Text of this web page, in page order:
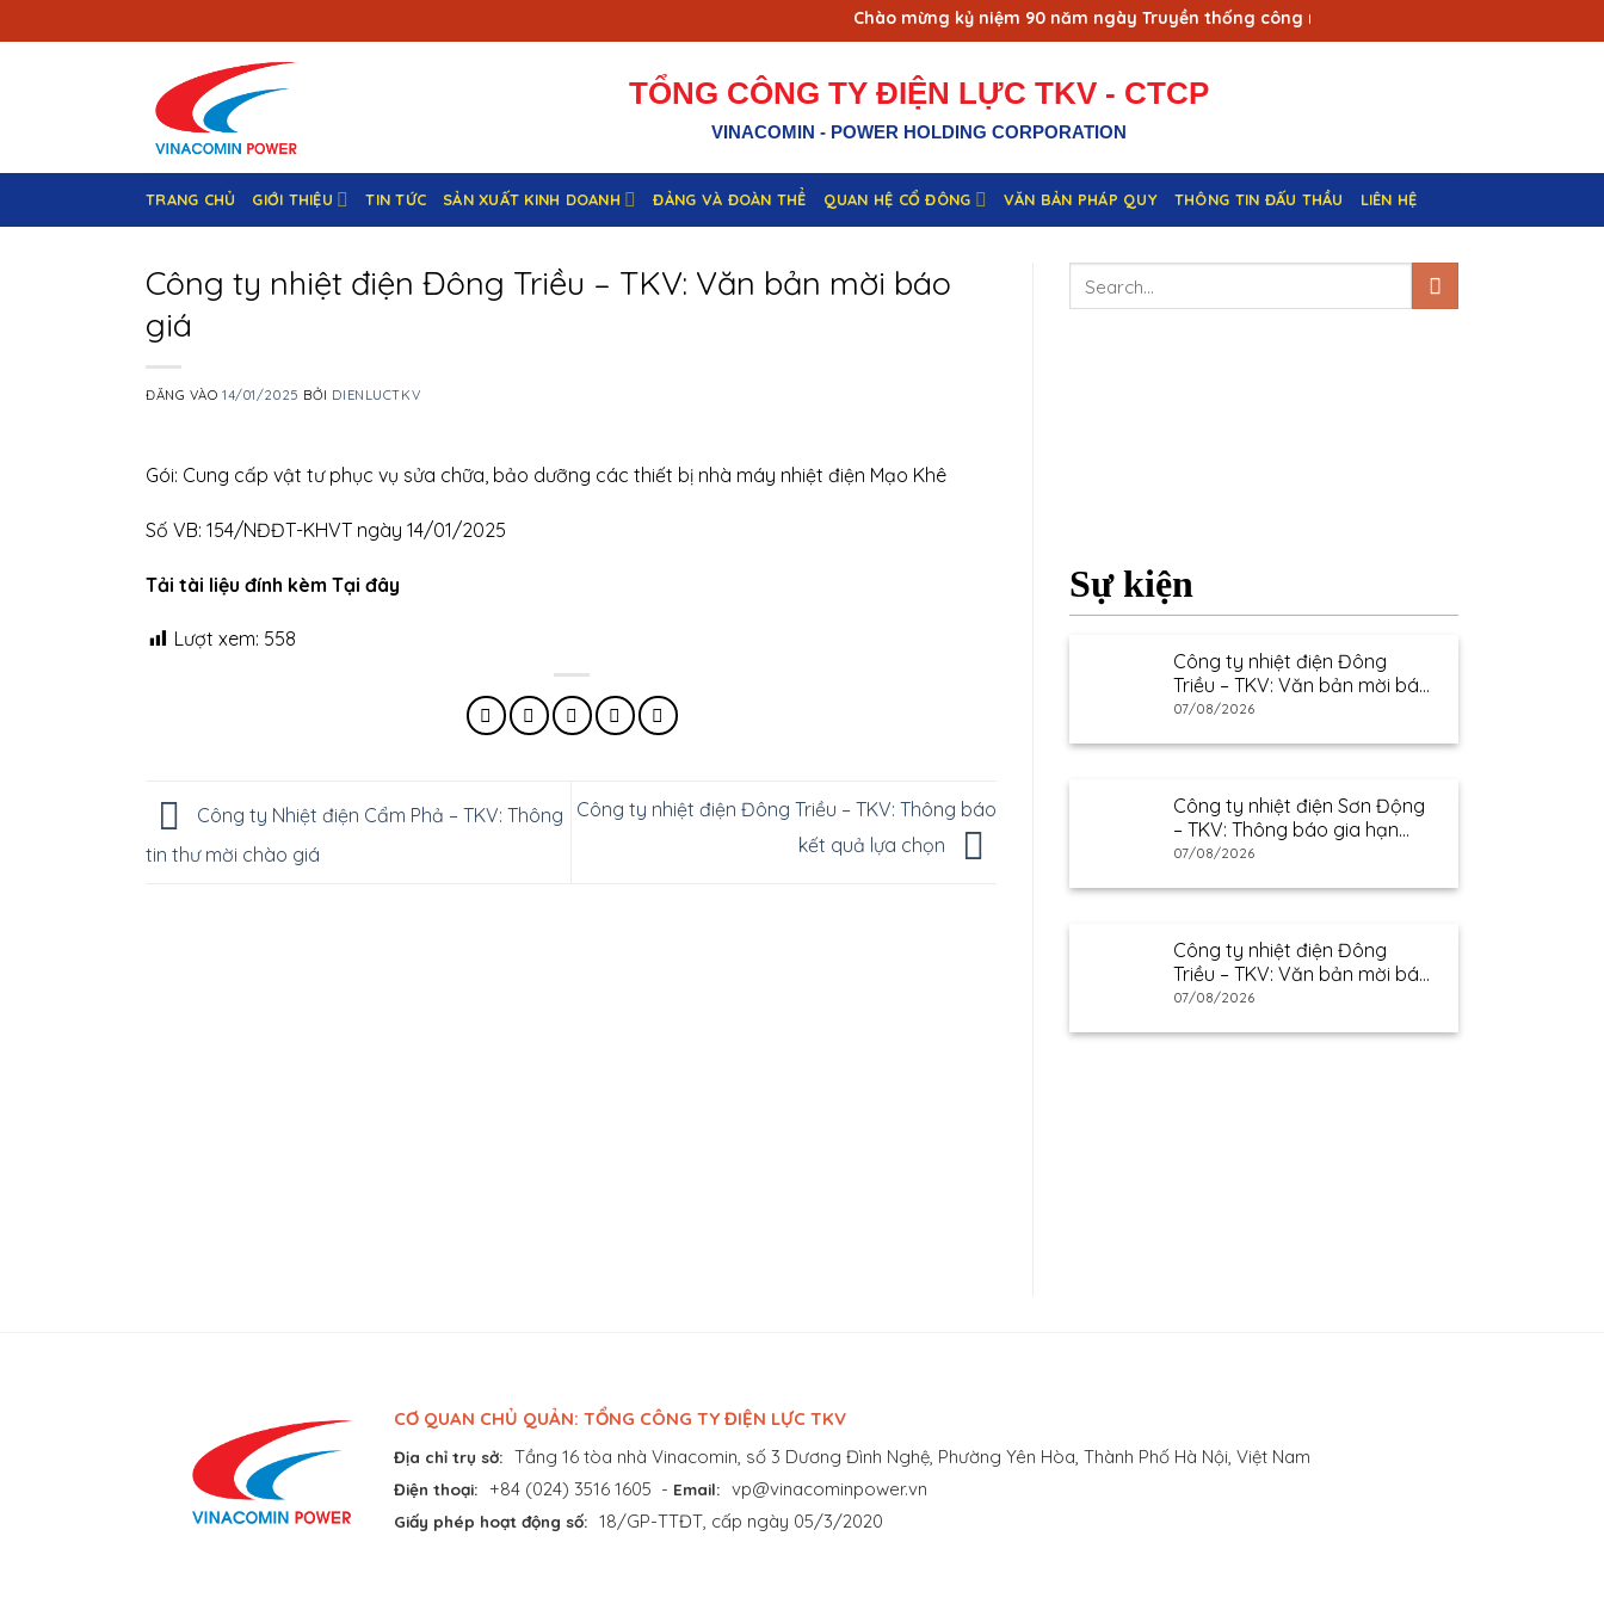
qua
Chào mừng kỷ niệm 90 năm ngày Truyền thống công nhân Vùng mỏ - Truyền thống ngành
TỔNG CÔNG TY ĐIỆN LỰC TKV - CTCP
VINACOMIN - POWER HOLDING CORPORATION
TRANG CHỦ GIỚI THIỆU TIN TỨC SẢN XUẤT KINH DOANH ĐẢNG VÀ ĐOÀN THỂ QUAN HỆ CỔ ĐÔNG VĂN BẢN PHÁP QUY THÔNG TIN ĐẤU THẦU LIÊN HỆ
Công ty nhiệt điện Đông Triều – TKV: Văn bản mời báo
giá
ĐĂNG VÀO14/01/2025 BỞI DIENLUCTKV
Gói: Cung cấp vật tư phục vụ sửa chữa, bảo dưỡng các thiết bị nhà máy nhiệt điện Mạo Khê
Số VB: 154/NĐĐT-KHVT ngày 14/01/2025
Tải tài liệu đính kèm Tại đây
Lượt xem: 558
Công ty Nhiệt điện Cẩm Phả – TKV: Thông
tin thư mời chào giá
Công ty nhiệt điện Đông Triều – TKV: Thông báo
kết quả lựa chọn
Sự kiện
Công ty nhiệt điện Đông
Triều – TKV: Văn bản mời báo
giá
07/08/2026
Công ty nhiệt điện Sơn Động
– TKV: Thông báo gia hạn
thư mời báo giá
07/08/2026
Công ty nhiệt điện Đông
Triều – TKV: Văn bản mời báo
giá
07/08/2026
CƠ QUAN CHỦ QUẢN: TỔNG CÔNG TY ĐIỆN LỰC TKV
Địa chỉ trụ sở: Tầng 16 tòa nhà Vinacomin, số 3 Dương Đình Nghệ, Phường Yên Hòa, Thành Phố Hà Nội, Việt Nam
Điện thoại: +84 (024) 3516 1605 - Email: vp@vinacominpower.vn
Giấy phép hoạt động số: 18/GP-TTĐT, cấp ngày 05/3/2020